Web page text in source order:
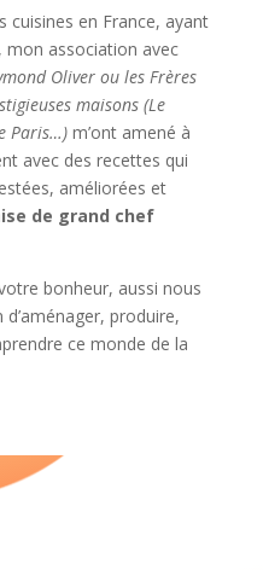
cuisines en France, ayant
mon association avec
Oliver ou les Frères
maisons (Le
Paris…)m’ont amené à
avec des recettes qui
améliorées et
de grand chef
bonheur, aussi nous
produire,
ce monde de la